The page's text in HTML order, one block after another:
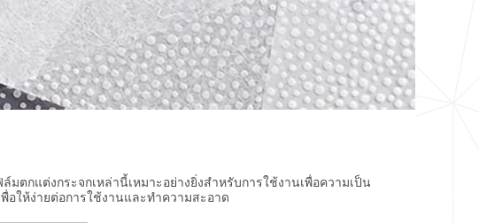
กแต่งกระจกเหล่านี้เหมาะอย่างยิ่งสำหรับการใช้งานเพื่อความเป็น
ให้ง่ายต่อการใช้งานและทำความสะอาด